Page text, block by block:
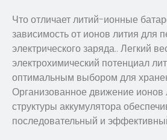
Что отличает литий-ионные
зависимость от ионов лития для
электрического заряда.. Легкий
электрохимический потенциал
оптимальным выбором для
Организованное движение ионов
структуры аккумулятора
последовательный и